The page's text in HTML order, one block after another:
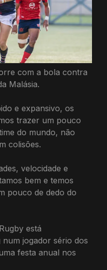
com a bola contra
Malásia.
e expansivo, os
trazer um pouco
do mundo, não
colisões.
velocidade e
bem e temos
pouco de dedo do
está
jogador sério dos
festa anual nos